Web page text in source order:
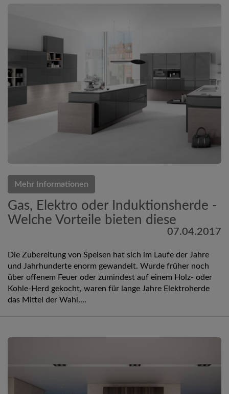
Mehr Informationen
Gas, Elektro oder Induktionsherde -
Welche Vorteile bieten diese
07.04.2017
Die Zubereitung von Speisen hat sich im Laufe der Jahre
und Jahrhunderte enorm gewandelt. Wurde früher noch
über offenem Feuer oder zumindest auf einem Holz- oder
Kohle-Herd gekocht, waren für lange Jahre Elektroherde
das Mittel der Wahl....